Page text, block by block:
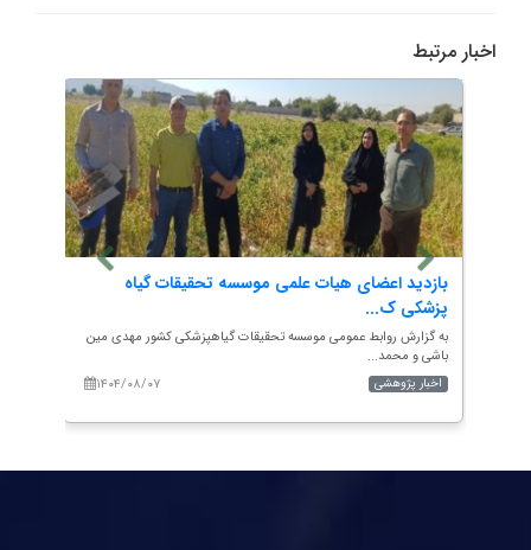
اخبار مرتبط
بازدید اعضای هیات علمی موسسه تحقیقات گیاه
پزشکی ک...
به گزارش روابط عمومی موسسه تحقیقات گیاهپزشکی کشور مهدی مین
باشی و محمد...
۱۴۰۴/۰۸/۰۷
اخبار پژوهشی